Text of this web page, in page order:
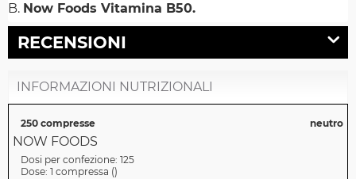
B. Now Foods Vitamina B50.
RECENSIONI
INFORMAZIONI NUTRIZIONALI
250 compresse neutro
NOW FOODS
Dosi per confezione: 125
Dose: 1 compressa ()